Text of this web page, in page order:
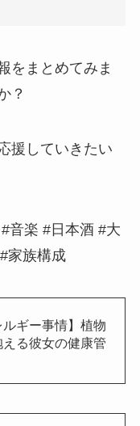
をまとめてみま
？
援していきたい
音楽 #日本酒 #大
家族構成
ルギー事情】植物
る彼女の健康管